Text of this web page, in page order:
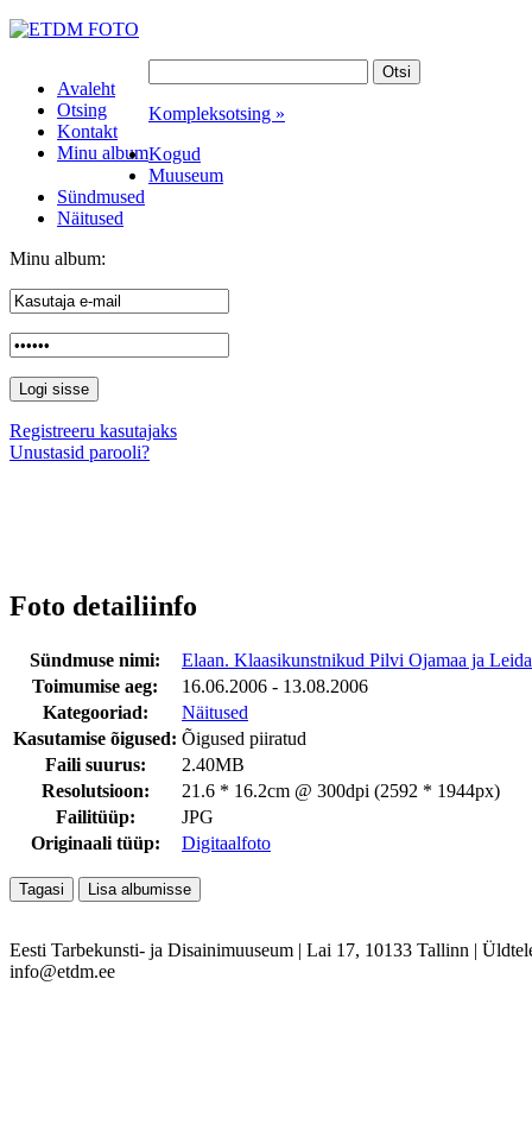
Avaleht
Otsing
Kontakt
Minu album
Kompleksotsing »
Kogud
Muuseum
Sündmused
Näitused
Minu album:
Registreeru kasutajaks
Unustasid parooli?
Foto detailiinfo
Sündmuse nimi:
Elaan. Klaasikunstnikud Pilvi Ojamaa ja
Toimumise aeg:
16.06.2006 - 13.08.2006
Kategooriad:
Näitused
Kasutamise õigused: Õigused piiratud
Faili suurus:
2.40MB
Resolutsioon:
21.6 * 16.2cm @ 300dpi (2592 * 1944px)
Failitüüp:
JPG
Originaali tüüp:
Digitaalfoto
Eesti Tarbekunsti- ja Disainimuuseum | Lai 17, 10133 Tallinn |
info@etdm.ee